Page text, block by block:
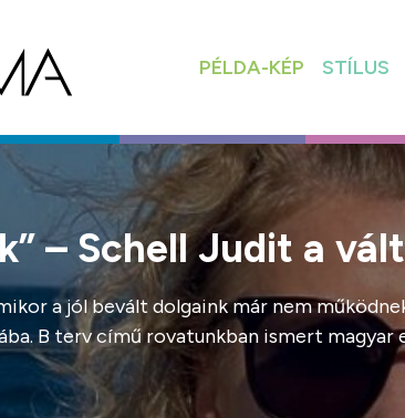
PÉLDA-KÉP STÍLUS
– Schell Judit a
a jól bevált dolgaink már nem
B terv című rovatunkban ismert magyar